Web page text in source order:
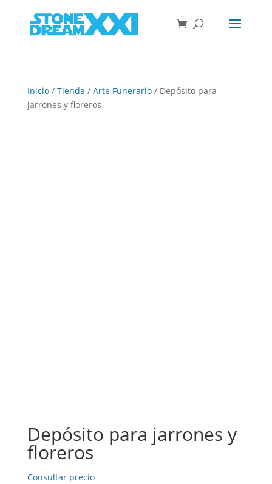
Inicio/ Tienda / Arte Funerario/ Depósito para
jarrones y floreros
Depósito para jarrones y
floreros
Consultar precio